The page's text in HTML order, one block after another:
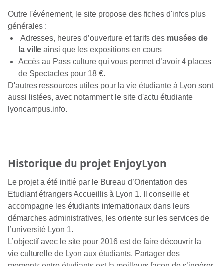
Outre l'événement, le site propose des fiches d'infos plus
générales :
Adresses, heures d’ouverture et tarifs desmusées de
la villeainsi que les expositions en cours
Accès au Pass culture qui vous permet d’avoir 4 places
de Spectacles pour 18 €.
D'autres ressources utiles pour la vie étudiante à Lyon sont
aussi listées, avec notamment le site d'actu étudiante
lyoncampus.info.
Historique du projet EnjoyLyon
Le projet a été initié par le Bureau d’Orientation des
Etudiant étrangers Accueillis à Lyon 1. Il conseille et
accompagne les étudiants internationaux dans leurs
démarches administratives, les oriente sur les services de
l’université Lyon 1.
L’objectif avec le site pour 2016 est de faire découvrir la
vie culturelle de Lyon aux étudiants. Partager des